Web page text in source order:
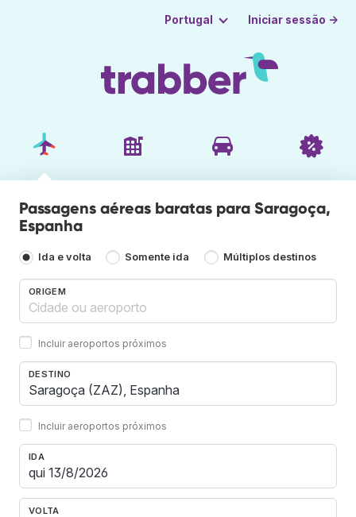
Portugal Iniciar sessão →
Passagens aéreas baratas para Saragoça,
Espanha
Ida e volta Somente ida Múltiplos destinos
ORIGEM
Incluir aeroportos próximos
DESTINO
Incluir aeroportos próximos
IDA
VOLTA